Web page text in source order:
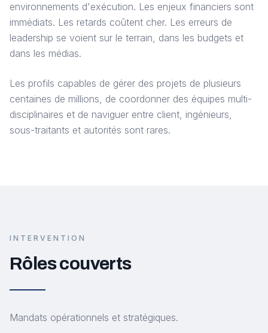
environnements d'exécution. Les enjeux financiers sont
immédiats. Les retards coûtent cher. Les erreurs de
leadership se voient sur le terrain, dans les budgets et
dans les médias.
Les profils capables de gérer des projets de plusieurs
centaines de millions, de coordonner des équipes multi-
disciplinaires et de naviguer entre client, ingénieurs,
sous-traitants et autorités sont rares.
INTERVENTION
Rôles couverts
Mandats opérationnels et stratégiques.